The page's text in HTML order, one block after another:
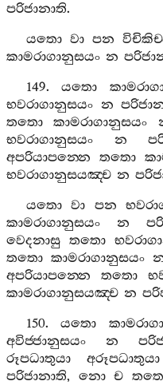
පරිජානාති.
යතො වා පන
කාමරාගානුසයං න
149.යතො
භවරාගානුසයං න
තතො
කාමරාගානුසයං
භවරාගානුසයං
න
අපරියාපන‍්නෙ
තතො
භවරාගානුසයඤ‍්ච න
යතො
වා පන
කාමරාගානුසයං
න
වෙදනාසු තතො
තතො කාමරාගානුසයං
අපරියාපන‍්නෙ
තතො
කාමරාගානුසයඤ‍්ච න
150.යතො
අවිජ‍්ජානුසයං
න
රූපධාතුයා
අරූපධාතුයා
පරිජානාති, නො ච